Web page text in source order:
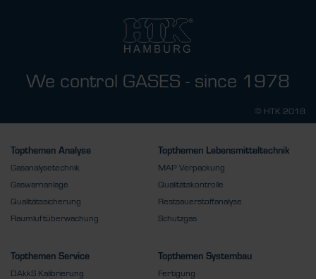
We control GASES - since 1978
© HTK 2018
Topthemen Analyse
Gasanalysetechnik
Gaswarnanlage
Qualitätssicherung
Raumluftüberwachung
Topthemen Lebensmitteltechnik
MAP Verpackung
Qualitätskontrolle
Restsauerstoffanalyse
Schutzgas
Topthemen Service
DAkkS Kalibrierung
Topthemen Systembau
Fertigung